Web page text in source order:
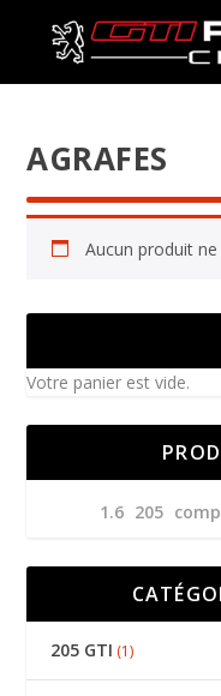
AGRAFES
Aucun produit
Votre panier est vide.
1.6 205
205 GTI (1)